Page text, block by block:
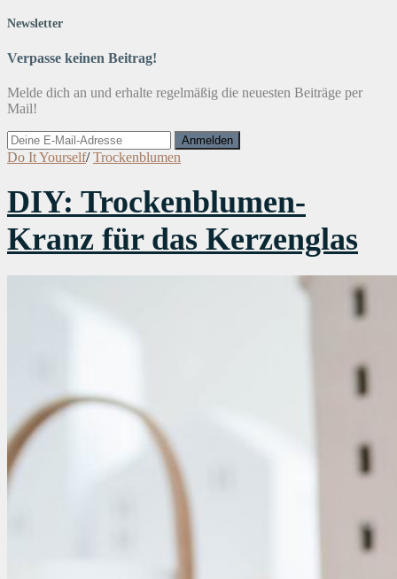
Newsletter
Verpasse keinen Beitrag!
Melde dich an und erhalte regelmäßig die neuesten Beiträge per
Mail!
Do It Yourself/ Trockenblumen
DIY: Trockenblumen-
Kranz für das Kerzenglas